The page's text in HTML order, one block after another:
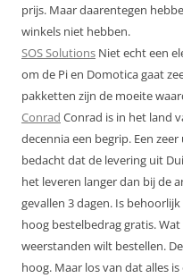
prijs. Maar daarentegen
winkels niet hebben.
SOS Solutions Niet echt een
om de Pi en Domotica gaat
pakketten zijn de moeite
Conrad Conrad is in het land
decennia een begrip. Een
bedacht dat de levering uit
het leveren langer dan bij de
gevallen 3 dagen. Is
hoog bestelbedrag gratis.
weerstanden wilt bestellen.
hoog. Maar los van dat alles